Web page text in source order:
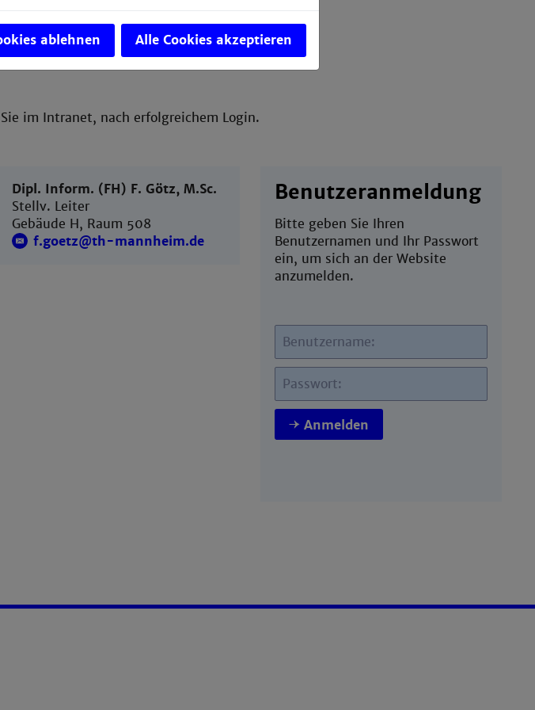
im Intranet, nach erfolgreichem Login.
Dipl. Inform. (FH) F. Götz, M.Sc.
Stellv. Leiter
Gebäude H, Raum 508
f.goetz@th-mannheim.de
Benutzeranmeldung
Bitte geben Sie Ihren
Benutzernamen und Ihr Passwort
ein, um sich an der Website
anzumelden.
Benutzername:
Passwort:
Anmelden
ablehnen Alle Cookies akzeptieren